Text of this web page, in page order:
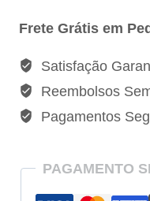
Injetores
Gol
1.0
8v
Power
-
Frete Grátis em
Satisfação
Reembolsos
Pagamentos
PAGAMENTO